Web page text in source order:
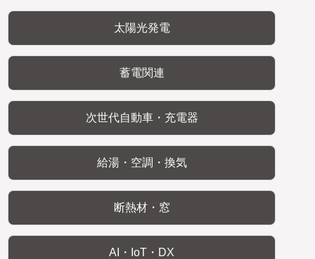
太陽光発電
蓄電関連
次世代自動車・充電器
給湯・空調・換気
断熱材・窓
AI・IoT・DX